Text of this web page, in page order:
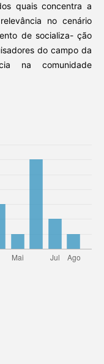
quais concentra a
no cenário
de socializa- ção
do campo da
na comunidade